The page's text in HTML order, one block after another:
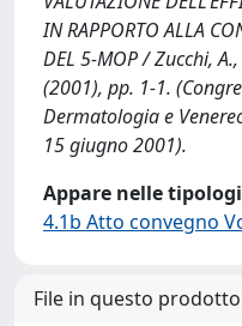
IN RAPPORTO ALLA
DEL 5-MOP / Zucchi,
(2001), pp. 1-1.
Dermatologia e
15 giugno 2001).
Appare nelle
4.1b Atto convegno
File in questo